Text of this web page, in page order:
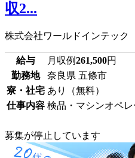
収2...
株式会社ワールドインテック
給与 月収例261,500円
勤務地
奈良県 五條市
寮・社宅 あり（無料）
仕事内容 検品・マシンオペ
募集が停止しています